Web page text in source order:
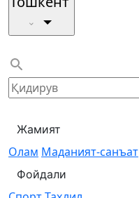
Жамият
Олам Маданият-санъат
Фойдали